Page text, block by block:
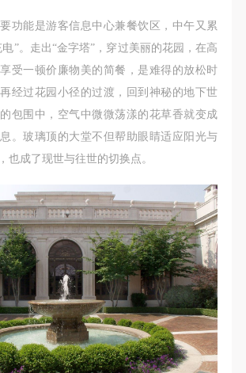
功能是游客信息中心兼餐饮区，中午又累
”。走出“金字塔”，穿过美丽的花园，在高
受一顿价廉物美的简餐，是难得的放松时
经过花园小径的过渡，回到神秘的地下世
包围中，空气中微微荡漾的花草香就变成
。玻璃顶的大堂不但帮助眼睛适应阳光与
也成了现世与往世的切换点。
着接受并承担本协议的全部义务，未
弃参加此次活动的权利。凡参加这次
先与自己的家属沟通，取得家属同
意本免责声明。参加者签名/勾选
已知晓并同意。
述条款，并且同意。
着接受并承担本协议的全部义务，未
弃参加此次活动的权利。凡参加这次
先与自己的家属沟通，取得家属同
意本免责声明。参加者签名/勾选
已知晓并同意。
述条款，并且同意。
着接受并承担本协议的全部义务，未
弃参加此次活动的权利。凡参加这次
先与自己的家属沟通，取得家属同
意本免责声明。参加者签名/勾选
已知晓并同意。
述条款，并且同意。